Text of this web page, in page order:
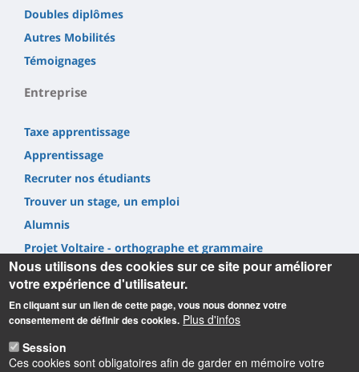
Doubles diplômes
Autres Mobilités
Témoignages
Entreprise
Taxe apprentissage
Apprentissage
Recruter nos étudiants
Trouver un stage, un emploi
Alumnis
Projet Voltaire - orthographe et grammaire
Informations
Nous utilisons des cookies sur ce site pour améliorer
votre expérience d'utilisateur.
En cliquant sur un lien de cette page, vous nous donnez votre
consentement de définir des cookies. Plus d'infos
Session
Ces cookies sont obligatoires afin de garder en mémoire votre